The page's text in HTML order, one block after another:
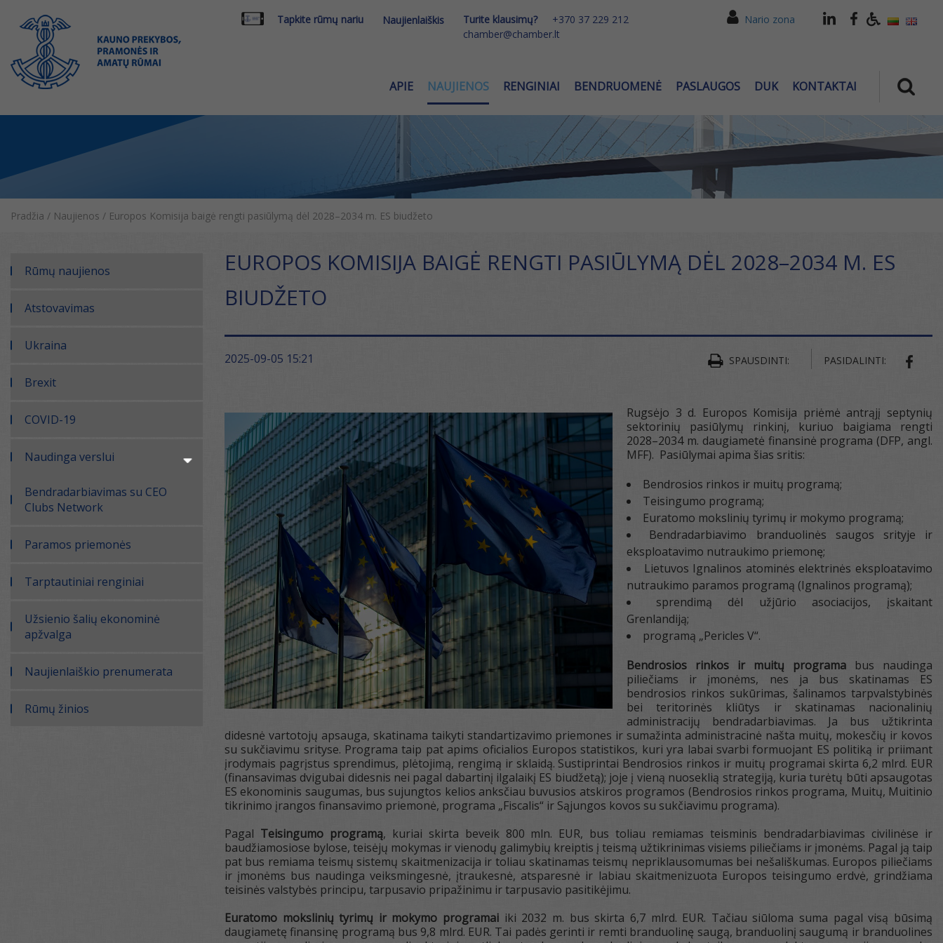
Tapkite rūmų nariu Naujienlaiškis Turite klausimų?
+370 37 229 212
chamber@chamber.lt
Nario zona
APIE NAUJIENOS RENGINIAI BENDRUOMENĖ PASLAUGOS DUK KONTAKTAI
Pradžia / Naujienos / Europos Komisija baigė rengti pasiūlymą dėl 2028–2034 m. ES biudžeto
Rūmų naujienos
Atstovavimas
Ukraina
Brexit
COVID-19
Naudinga verslui
Bendradarbiavimas su CEO
Clubs Network
Paramos priemonės
Tarptautiniai renginiai
Užsienio šalių ekonominė
apžvalga
Naujienlaiškio prenumerata
Rūmų žinios
EUROPOS KOMISIJA BAIGĖ RENGTI PASIŪLYMĄ DĖL 2028–2034 M. ES
BIUDŽETO
2025-09-05 15:21 SPAUSDINTI: PASIDALINTI:
Rugsėjo 3 d. Europos Komisija priėmė antrąjį septynių
sektorinių pasiūlymų rinkinį, kuriuo baigiama rengti
2028–2034 m. daugiametė finansinė programa (DFP, angl.
MFF). Pasiūlymai apima šias sritis:
Bendrosios rinkos ir muitų programą;
Teisingumo programą;
Euratomo mokslinių tyrimų ir mokymo programą;
Bendradarbiavimo branduolinės saugos srityje ir
eksploatavimo nutraukimo priemonę;
Lietuvos Ignalinos atominės elektrinės eksploatavimo
nutraukimo paramos programą (Ignalinos programą);
sprendimą dėl užjūrio asociacijos, įskaitant
Grenlandiją;
programą „Pericles V“.
Bendrosios rinkos ir muitų programa bus naudinga
piliečiams ir įmonėms, nes ja bus skatinamas ES
bendrosios rinkos sukūrimas, šalinamos tarpvalstybinės
bei teritorinės kliūtys ir skatinamas nacionalinių
administracijų bendradarbiavimas. Ja bus užtikrinta
didesnė vartotojų apsauga, skatinama taikyti standartizavimo priemones ir sumažinta administracinė našta muitų, mokesčių ir kovos
su sukčiavimu srityse. Programa taip pat apims oficialios Europos statistikos, kuri yra labai svarbi formuojant ES politiką ir priimant
įrodymais pagrįstus sprendimus, plėtojimą, rengimą ir sklaidą. Sustiprintai Bendrosios rinkos ir muitų programai skirta 6,2 mlrd. EUR
(finansavimas dvigubai didesnis nei pagal dabartinį ilgalaikį ES biudžetą); joje į vieną nuoseklią strategiją, kuria turėtų būti apsaugotas
ES ekonominis saugumas, bus sujungtos kelios anksčiau buvusios atskiros programos (Bendrosios rinkos programa, Muitų, Muitinio
tikrinimo įrangos finansavimo priemonė, programa „Fiscalis“ ir Sąjungos kovos su sukčiavimu programa).
Pagal Teisingumo programą, kuriai skirta beveik 800 mln. EUR, bus toliau remiamas teisminis bendradarbiavimas civilinėse ir
baudžiamosiose bylose, teisėjų mokymas ir vienodų galimybių kreiptis į teismą užtikrinimas visiems piliečiams ir įmonėms. Pagal ją taip
pat bus remiama teismų sistemų skaitmenizacija ir toliau skatinamas teismų nepriklausomumas bei nešališkumas. Europos piliečiams
ir įmonėms bus naudinga veiksmingesnė, įtraukesnė, atsparesnė ir labiau skaitmenizuota Europos teisingumo erdvė, grindžiama
teisinės valstybės principu, tarpusavio pripažinimu ir tarpusavio pasitikėjimu.
Euratomo mokslinių tyrimų ir mokymo programai iki 2032 m. bus skirta 6,7 mlrd. EUR. Tačiau siūloma suma pagal visą būsimą
daugiametę finansinę programą bus 9,8 mlrd. EUR. Tai padės gerinti ir remti branduolinę saugą, branduolinį saugumą ir branduolines